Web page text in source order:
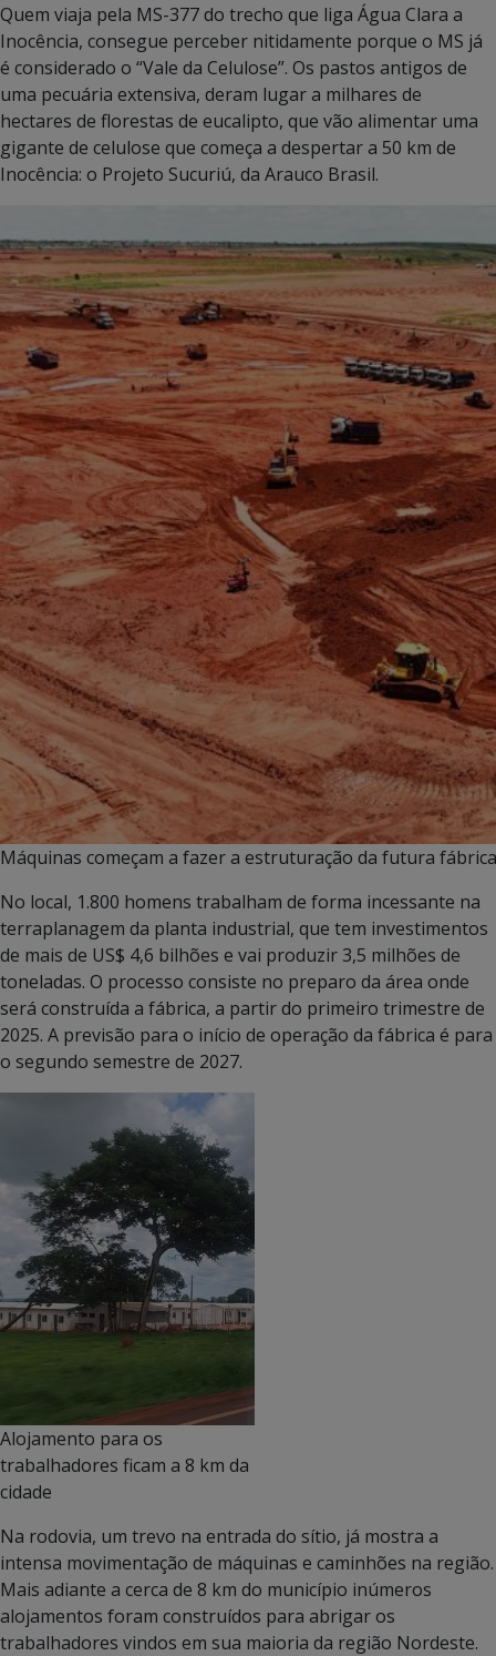
Quem viaja pela MS-377 do trecho que liga Água Clara a
Inocência, consegue perceber nitidamente porque o MS já
é considerado o “Vale da Celulose”. Os pastos antigos de
uma pecuária extensiva, deram lugar a milhares de
hectares de florestas de eucalipto, que vão alimentar uma
gigante de celulose que começa a despertar a 50 km de
Inocência: o Projeto Sucuriú, da Arauco Brasil.
Máquinas começam a fazer a estruturação da futura
No local, 1.800 homens trabalham de forma incessante na
terraplanagem da planta industrial, que tem investimentos
de mais de US$ 4,6 bilhões e vai produzir 3,5 milhões de
toneladas. O processo consiste no preparo da área onde
será construída a fábrica, a partir do primeiro trimestre de
2025. A previsão para o início de operação da fábrica é para
o segundo semestre de 2027.
Alojamento para os
trabalhadores ficam a 8 km da
cidade
Na rodovia, um trevo na entrada do sítio, já mostra a
intensa movimentação de máquinas e caminhões na região.
Mais adiante a cerca de 8 km do município inúmeros
alojamentos foram construídos para abrigar os
trabalhadores vindos em sua maioria da região Nordeste.